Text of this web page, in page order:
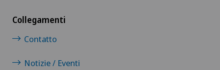
Chirurgia dell’anca
Chirurgia dell’intestino crasso
Collegamenti
Contatto
Notizie / Eventi